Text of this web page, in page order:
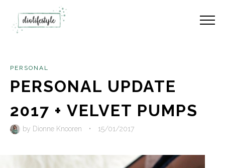
PERSONAL
PERSONAL UPDATE
2017 + VELVET PUMPS
by Dionne Knooren • 15/01/2017